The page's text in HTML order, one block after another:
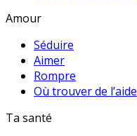
Amour
Séduire
Aimer
Rompre
Où trouver de l’aide
Ta santé